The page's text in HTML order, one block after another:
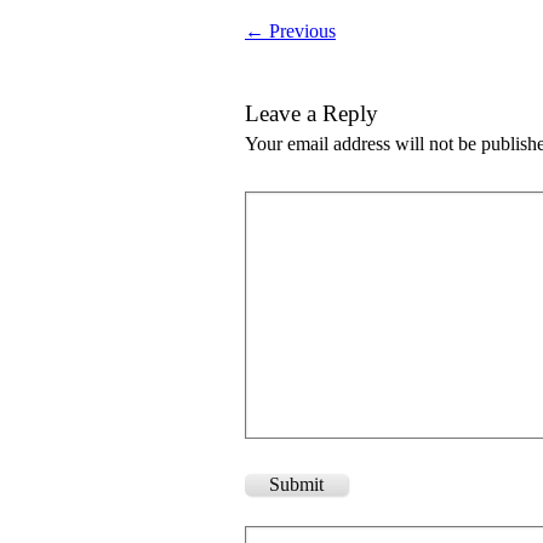
← Previous
Leave a Reply
Your email address will not be
Submit